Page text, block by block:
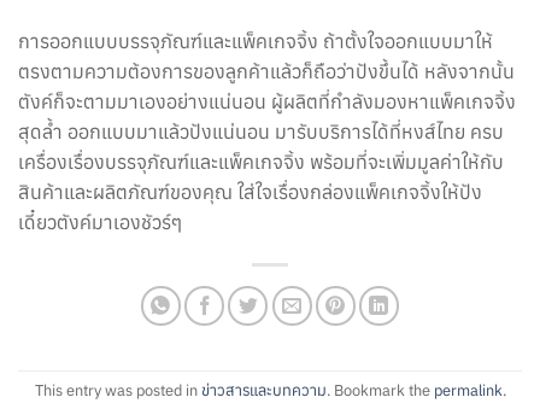
การออกแบบบรรจุภัณฑ์และแพ็คเกจจิ้ง ถ้าตั้งใจออกแบบมาให้
ตรงตามความต้องการของลูกค้าแล้วก็ถือว่าปังขึ้นได้ หลังจากนั้น
ตังค์ก็จะตามมาเองอย่างแน่นอน ผู้ผลิตที่กำลังมองหาแพ็คเกจจิ้ง
สุดล้ำ ออกแบบมาแล้วปังแน่นอน มารับบริการได้ที่หงส์ไทย ครบ
เครื่องเรื่องบรรจุภัณฑ์และแพ็คเกจจิ้ง พร้อมที่จะเพิ่มมูลค่าให้กับ
สินค้าและผลิตภัณฑ์ของคุณ ใส่ใจเรื่องกล่องแพ็คเกจจิ้งให้ปัง
เดี๋ยวตังค์มาเองชัวร์ๆ
This entry was posted in ข่าวสารและบทความ. Bookmark the permalink.